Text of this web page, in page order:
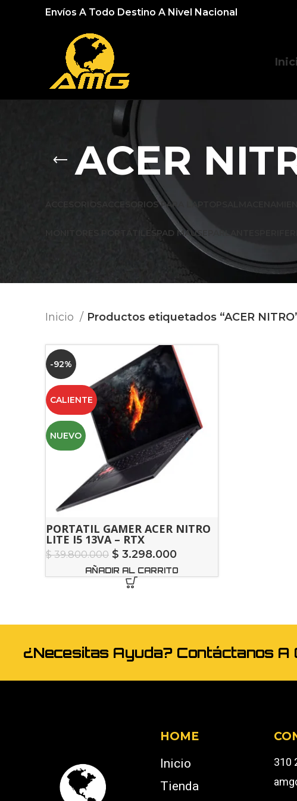
Envíos A Todo Destino A Nivel Nacional
ACER
ACCESORIOS ACCESORIOS PARA LAPTOPS
MONITORES PORTÁTILESPAD MAUSE
Inicio Productos etiquetados “ACER
-92%
CALIENTE
NUEVO
PORTATIL GAMER ACER NITRO
LITE I5 13VA – RTX
$39.800.000 $ 3.298.000
AÑADIR AL CARRITO
¿Necesitas Ayuda? Contáctanos
HOME
Inicio
Tienda
310